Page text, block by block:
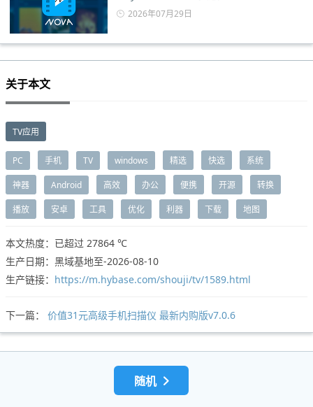
2026年07月29日
关于本文
TV应用
PC 手机 TV windows 精选 快选 系统
神器 Android 高效 办公 便携 开源 转换
播放 安卓 工具 优化 利器 下载 地图
本文热度：已超过 27864 ℃
生产日期：黑域基地至-2026-08-10
生产链接： https://m.hybase.com/shouji/tv/1589.html
下一篇： 价值31元高级手机扫描仪 最新内购版v7.0.6
随机